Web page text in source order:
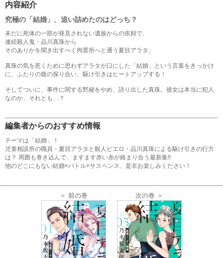
内容紹介
究極の「結婚」、追い詰めたのはどっち？
未だに死体の一部が発見されない遺族からの依頼で、
連続殺人鬼・品川真珠から
そのありかを聞き出すべく拘置所へと通う夏目アラタ。
真珠の気を惹くために思わずアラタが口にした「結婚」という言葉をきっかけ
に、ふたりの腹の探り合い、駆け引きはヒートアップする！
そしてついに、事件に関する黙秘をやめ、語り出した真珠。彼女は本当に犯人
なのか、それとも…？
編集者からのおすすめ情報
テーマは「結婚」！
児童相談所の職員・夏目アラタと殺人ピエロ・品川真珠による駆け引きの行方
は？ 周囲も巻き込んで、ますます赤い糸が絡まり合う最新集!!
他のどこにもない結婚×バトル×サスペンス、是非お楽しみください！
＜ 前の巻 次の巻 ＞